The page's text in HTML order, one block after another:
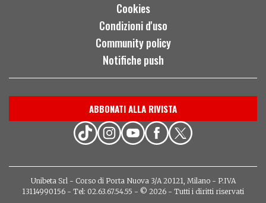
Cookies
Condizioni d'uso
Community policy
Notifiche push
ABBONATI ALLA RIVISTA
Unibeta Srl - Corso di Porta Nuova 3/A 20121, Milano - P.IVA
13114990156 - Tel: 02.63.67.54.55 - © 2026 - Tutti i diritti riservati